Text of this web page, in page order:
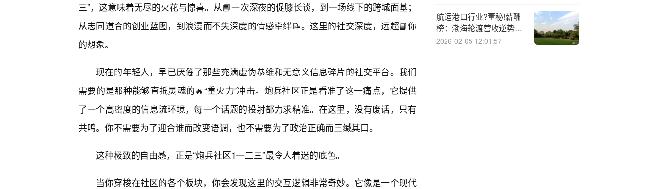
三”，这意味着无尽的火花与惊喜。从📘一次深夜的促膝长谈，到一场线下的跨城面基；
从志同道合的创业蓝图，到浪漫而不失深度的情感牵绊📝。这里的社交深度，远超📘你
的想象。
现在的年轻人，早已厌倦了那些充满虚伪恭维和无意义信息碎片的社交平台。我们
需要的是那种能够直抵灵魂的🔥“重火力”冲击。炮兵社区正是看准了这一痛点，它提供
了一个高密度的信息流环境，每一个话题的投射都力求精准。在这里，没有废话，只有
共鸣。你不需要为了迎合谁而改变语调，也不需要为了政治正确而三缄其口。
这种极致的自由感，正是“炮兵社区1一二三”最令人着迷的底色。
当你穿梭在社区的各个板块，你会发现这里的交互逻辑非常奇妙。它像是一个现代
航运港口行业?董秘!薪酬
榜：渤海轮渡营收逆势小
幅下滑 董秘宁武年薪涨至
2026-02-05 12:01:57